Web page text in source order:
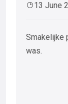
13 June
Smakelijke
was.